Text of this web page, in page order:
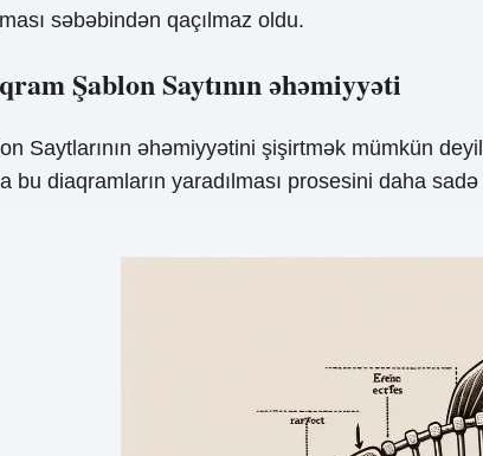
səbəbindən qaçılmaz oldu.
Şablon Saytının əhəmiyyəti
Saytlarının əhəmiyyətini şişirtmək mümkün
bu diaqramların yaradılması prosesini daha